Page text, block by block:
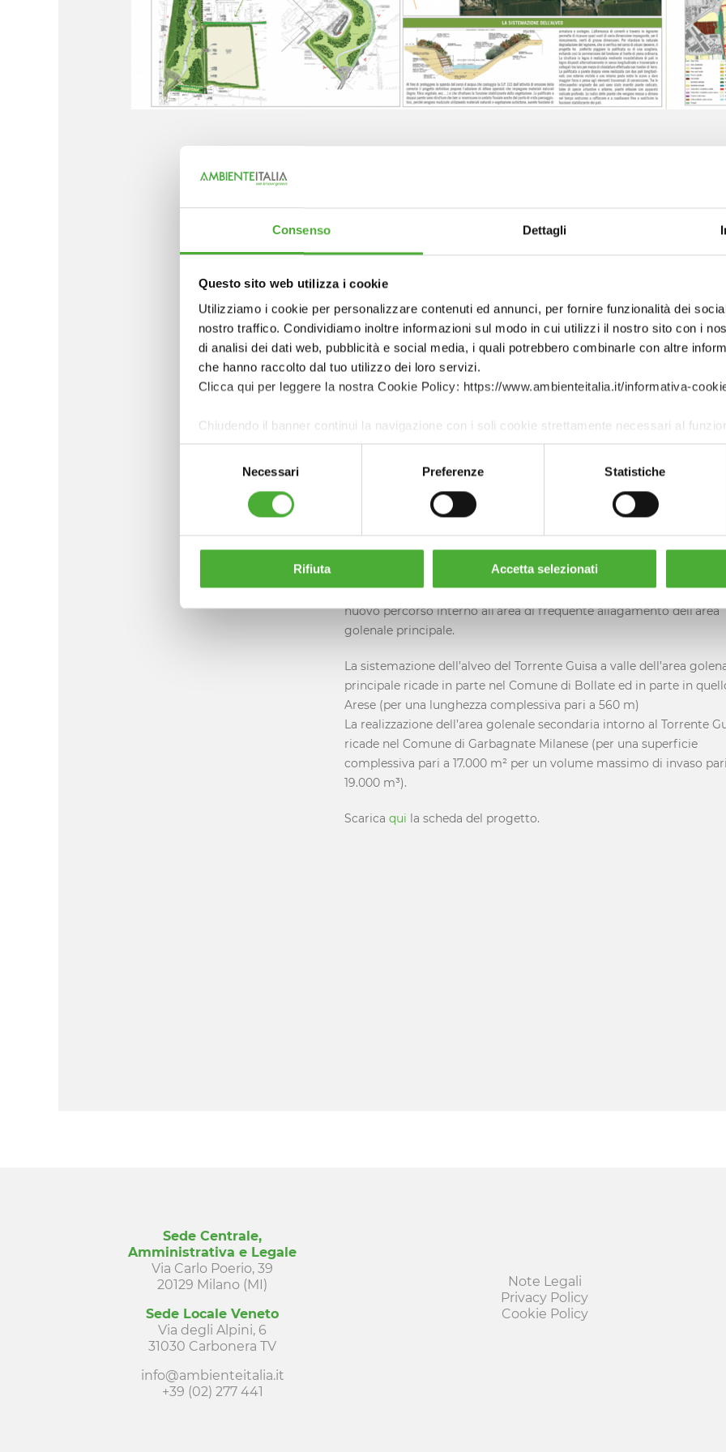
Consenso Dettagli
Questo sito web utilizza i cookie
Utilizziamo i cookie per personalizzare contenuti ed annunci, per fornire funzionalità dei
nostro traffico. Condividiamo inoltre informazioni sul modo in cui utilizzi il nostro sito con i
di analisi dei dati web, pubblicità e social media, i quali potrebbero combinarle con altre
che hanno raccolto dal tuo utilizzo dei loro servizi.
Clicca qui per leggere la nostra Cookie Policy: https://www.ambienteitalia.it/informativa-
Chiudendo il banner continui la navigazione con i soli cookie strettamente necessari al
Necessari Preferenze Statistiche
Rifiuta Accetta selezionati
L’intervento, proposto da EXPO 2015 SPA nell’ambito del progetto
volume
dell’alveo del torrente a valle dell’area golenale per una lunghezza
complessiva di 560 metri. È inoltre stata prevista la realizzazione di
un’area golenale secondaria per una superficie pari a 17.000 mq. Lo
Studio di Impatto Ambientale ha preso in considerazione il quadro
programmatico e vincolistico, gli usi del suolo attuali e previsti,
clima sonoro; gli impatti potenziali sono stati individuati e descritti
con riferimento sia alla fase di cantiere sia alla fase di esercizio.
Nello specifico la realizzazione dell’area golenale principale a sinistra
orografica del Torrente Guisa (per una superficie pari a 110.000 m²
un volume massimo di invaso pari a 155.000 m³ nell’area a
allagamento e pari a 135.000 m³ nell’area a raro allagamento)
parte nel Comune di Bollate ed in parte in quello di Garbagnate
Milanese, e quindi la deviazione del Torrente Guisa con creazione di
nuovo percorso interno all’area di frequente allagamento dell’area
golenale principale.
La sistemazione dell’alveo del Torrente Guisa a valle dell’area
principale ricade in parte nel Comune di Bollate ed in parte in
Arese (per una lunghezza complessiva pari a 560 m)
La realizzazione dell’area golenale secondaria intorno al Torrente
ricade nel Comune di Garbagnate Milanese (per una superficie
complessiva pari a 17.000 m² per un volume massimo di invaso
19.000 m³).
Scarica qui la scheda del progetto.
Sede Centrale,
Amministrativa e Legale
Via Carlo Poerio, 39
20129 Milano (MI)
Sede Locale Veneto
Via degli Alpini, 6
31030 Carbonera TV
info@ambienteitalia.it
+39 (02) 277 441
Note Legali
Privacy Policy
Cookie Policy